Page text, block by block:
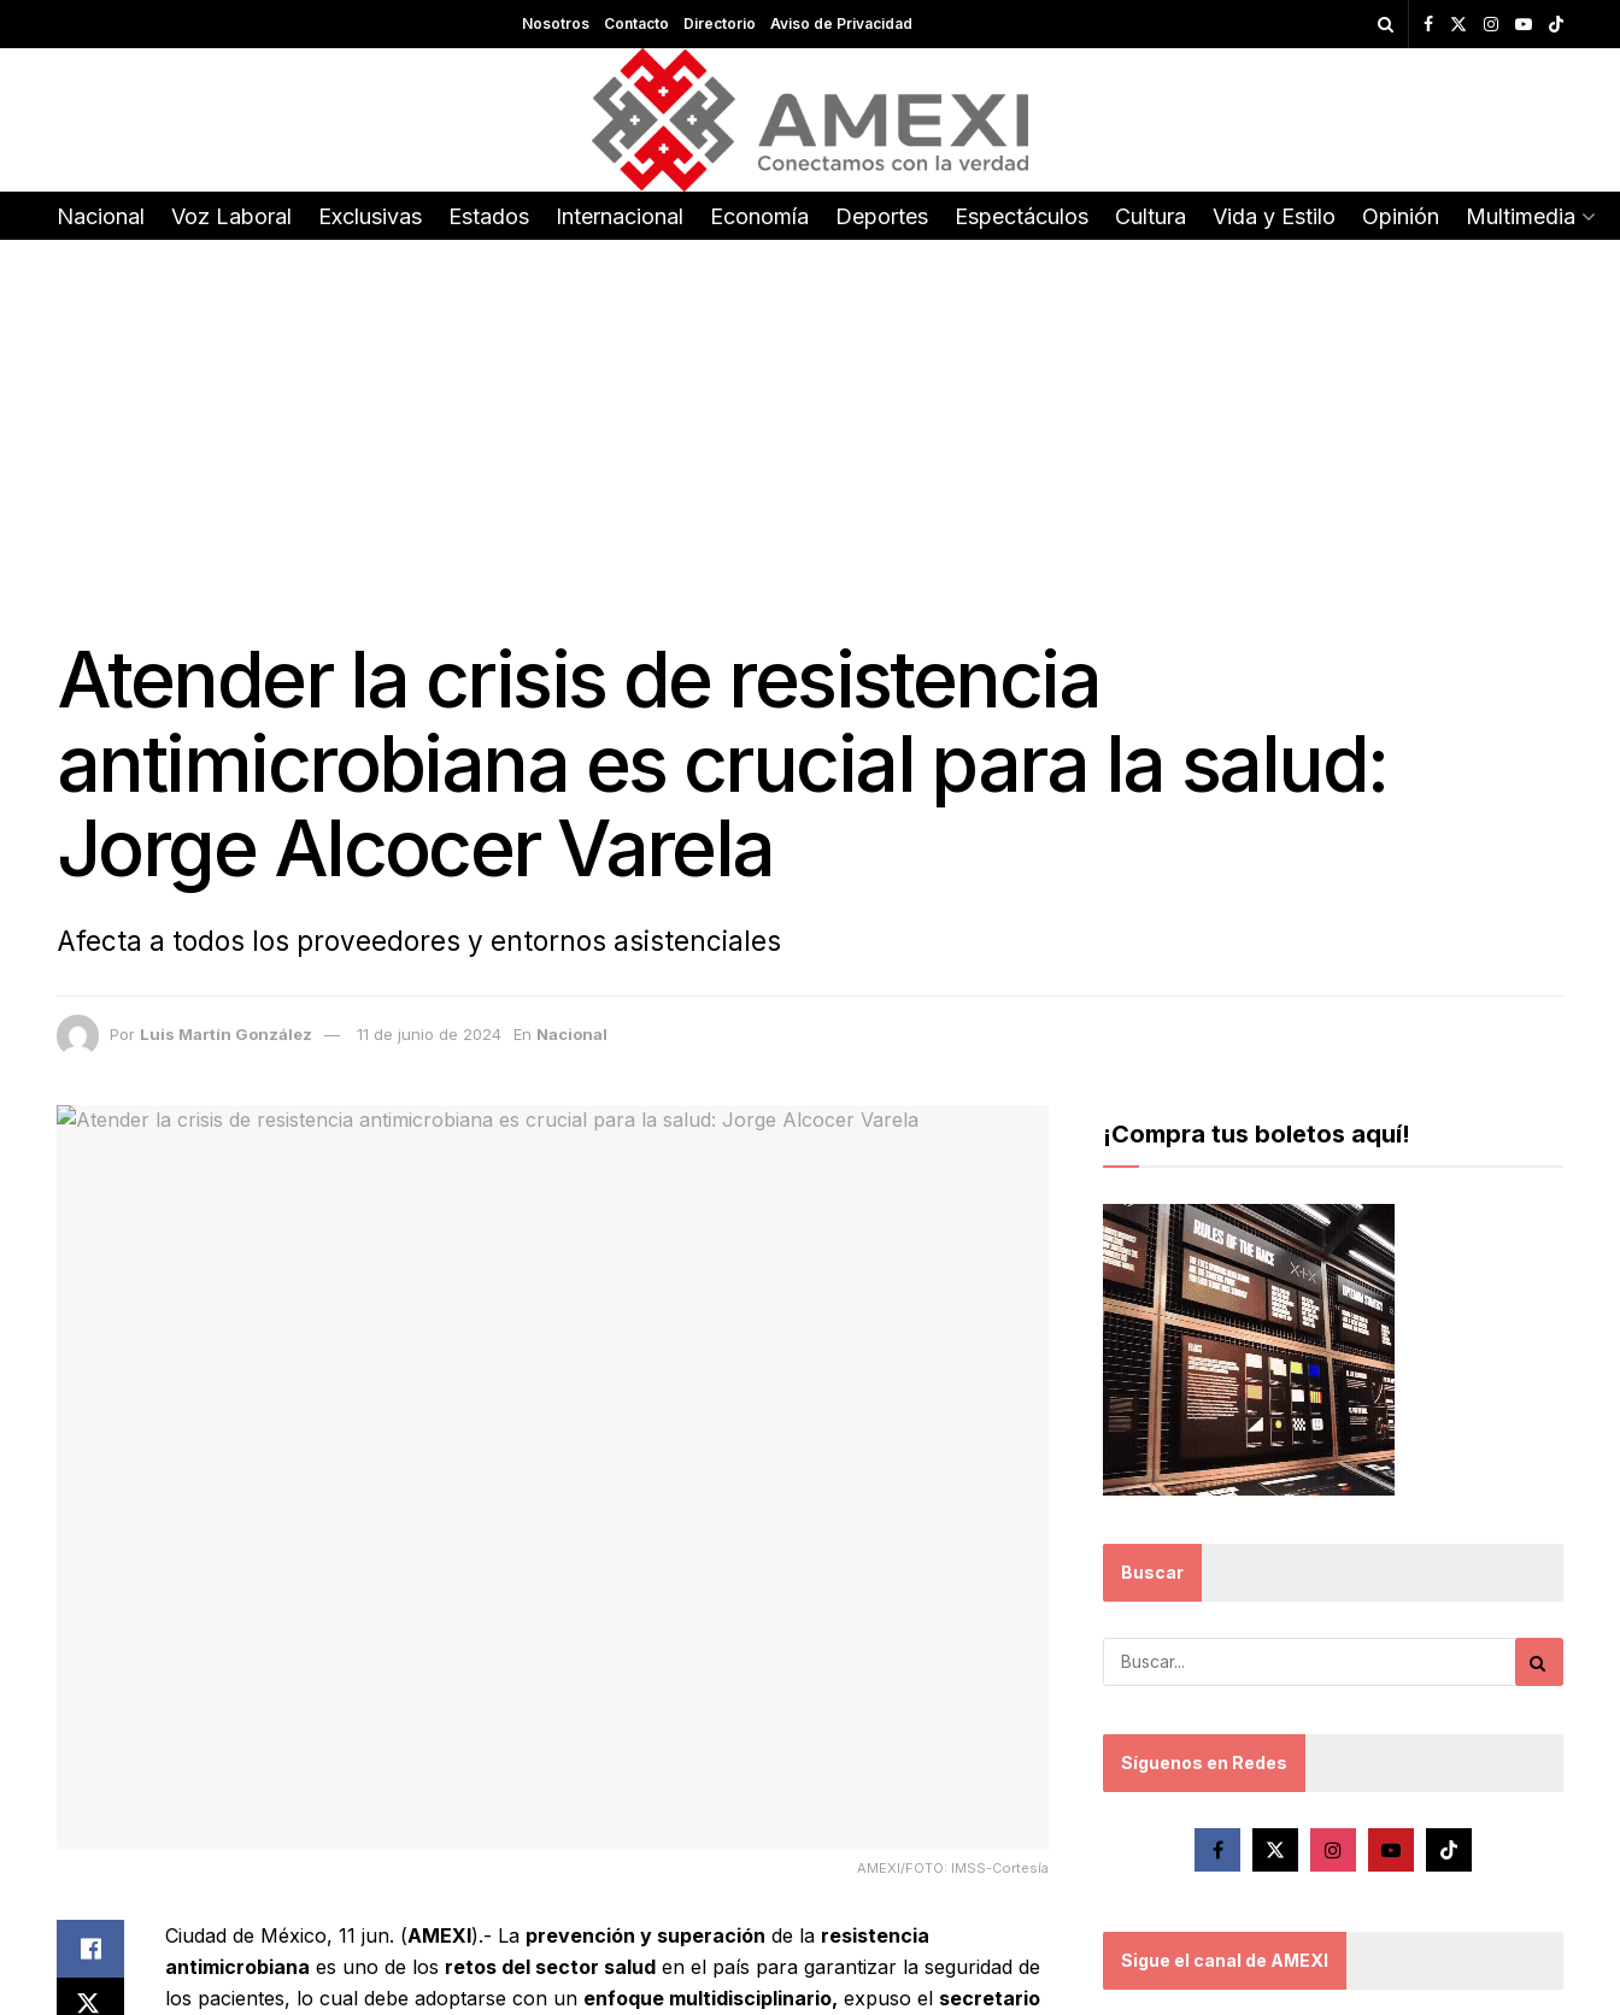
Nosotros Contacto Directorio Aviso de Privacidad
Nacional Voz Laboral Exclusivas Estados Internacional Economía Deportes Espectáculos Cultura Vida y Estilo Opinión Multimedia
Atender la crisis de resistencia
antimicrobiana es crucial para la salud:
Jorge Alcocer Varela
Afecta a todos los proveedores y entornos asistenciales
Por Luis Martín González 11 de junio de 2024 En Nacional
AMEXI/FOTO: IMSS-Cortesía
Ciudad de México, 11 jun. (AMEXI).- La prevención y superación de la resistencia
antimicrobiana es uno de los retos del sector salud en el país para garantizar la seguridad de
los pacientes, lo cual debe adoptarse con un enfoque multidisciplinario, expuso el secretario
¡Compra tus boletos aquí!
Buscar
Síguenos en Redes
Sigue el canal de AMEXI